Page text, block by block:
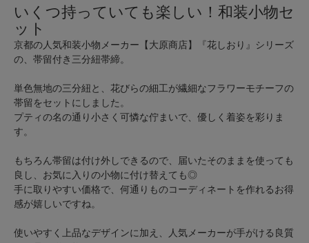
いくつ持っていても楽しい！和装小物セ
ット
京都の人気和装小物メーカー【大原商店】『花しおり』シリーズ
の、帯留付き三分紐帯締。
単色無地の三分紐と、花びらの細工が繊細なフラワーモチーフの
帯留をセットにしました。
プティの名の通り小さく可憐な佇まいで、優しく着姿を彩りま
す。
もちろん帯留は付け外しできるので、届いたそのままを使っても
良し、お気に入りの小物に付け替えても◎
手に取りやすい価格で、何通りものコーディネートを作れるお得
感が嬉しいですね。
使いやすく上品なデザインに加え、人気メーカーが手がける良質